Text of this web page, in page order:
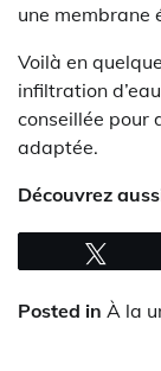
une membrane
Voilà en
infiltration
conseillée pour
adaptée.
Découvrez
Posted in À la